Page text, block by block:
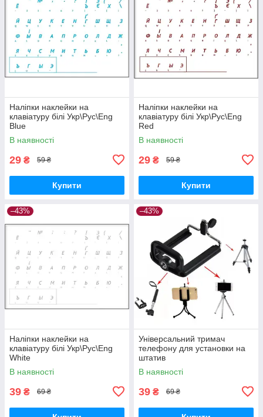
Наліпки наклейки на
клавіатуру білі Укр\Рус\Eng
Blue
В наявності
29 ₴ 59 ₴
Купити
Наліпки наклейки на
клавіатуру білі Укр\Рус\Eng
Red
В наявності
29 ₴ 59 ₴
Купити
–43%
Наліпки наклейки на
клавіатуру білі Укр\Рус\Eng
White
В наявності
39 ₴ 69 ₴
–43%
Універсальний тримач
телефону для установки на
штатив
В наявності
39 ₴ 69 ₴